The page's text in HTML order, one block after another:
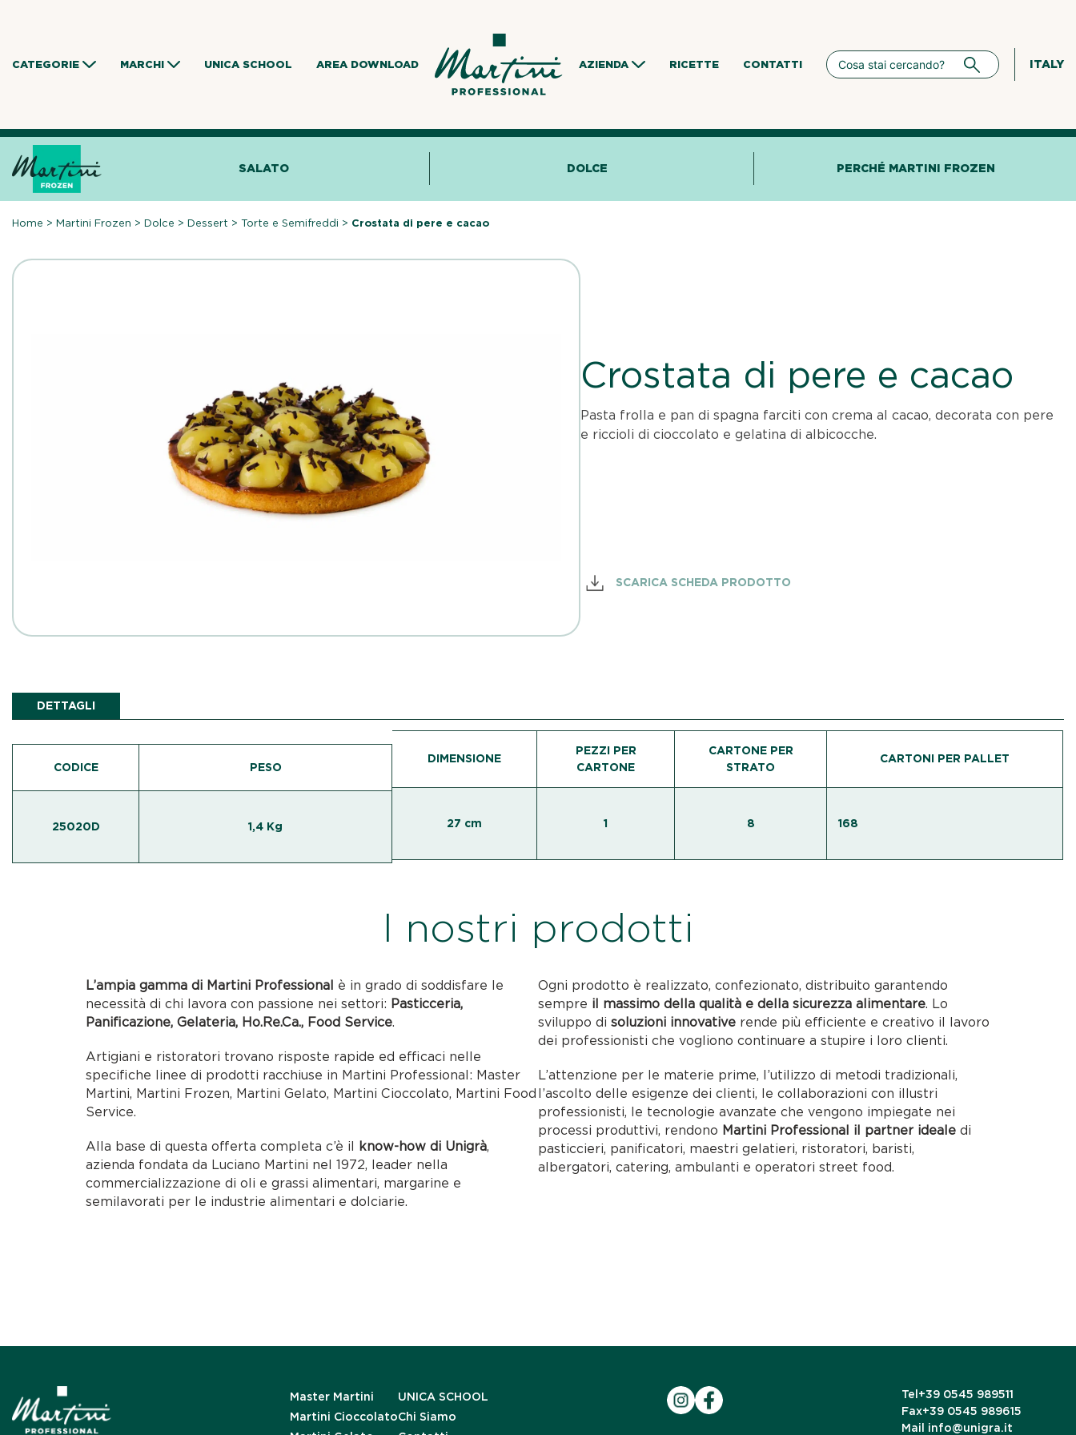
CATEGORIE MARCHI UNICA SCHOOL AREA DOWNLOAD AZIENDA RICETTE CONTATTI ITALY
SALATO DOLCE PERCHÉ MARTINI FROZEN
Home >Martini Frozen >Dolce >Dessert >Torte e Semifreddi > Crostata di pere e cacao
Crostata di pere e cacao
Pasta frolla e pan di spagna farciti con crema al cacao, decorata con pere
e riccioli di cioccolato e gelatina di albicocche.
SCARICA SCHEDA PRODOTTO
DETTAGLI
CODICE PESO
25020D 1,4 Kg
DIMENSIONE
PEZZI PER
CARTONE
CARTONE PER
STRATO
CARTONI PER PALLET
27 cm 1 8 168
I nostri prodotti
L’ampia gamma di Martini Professional è in grado di soddisfare le
necessità di chi lavora con passione nei settori: Pasticceria,
Panificazione, Gelateria, Ho.Re.Ca., Food Service.
Artigiani e ristoratori trovano risposte rapide ed efficaci nelle
specifiche linee di prodotti racchiuse in Martini Professional: Master
Martini, Martini Frozen, Martini Gelato, Martini Cioccolato, Martini Food
Service.
Alla base di questa offerta completa c’è il know-how di Unigrà,
azienda fondata da Luciano Martini nel 1972, leader nella
commercializzazione di oli e grassi alimentari, margarine e
semilavorati per le industrie alimentari e dolciarie.
Ogni prodotto è realizzato, confezionato, distribuito garantendo
sempre il massimo della qualità e della sicurezza alimentare. Lo
sviluppo di soluzioni innovative rende più efficiente e creativo il lavoro
dei professionisti che vogliono continuare a stupire i loro clienti.
L’attenzione per le materie prime, l’utilizzo di metodi tradizionali,
l’ascolto delle esigenze dei clienti, le collaborazioni con illustri
professionisti, le tecnologie avanzate che vengono impiegate nei
processi produttivi, rendono Martini Professional il partner ideale di
pasticcieri, panificatori, maestri gelatieri, ristoratori, baristi,
albergatori, catering, ambulanti e operatori street food.
Master Martini
Martini Cioccolato
UNICA SCHOOL
Chi Siamo
Tel +39 0545 989511
Fax+39 0545 989615
Mail info@unigra.it